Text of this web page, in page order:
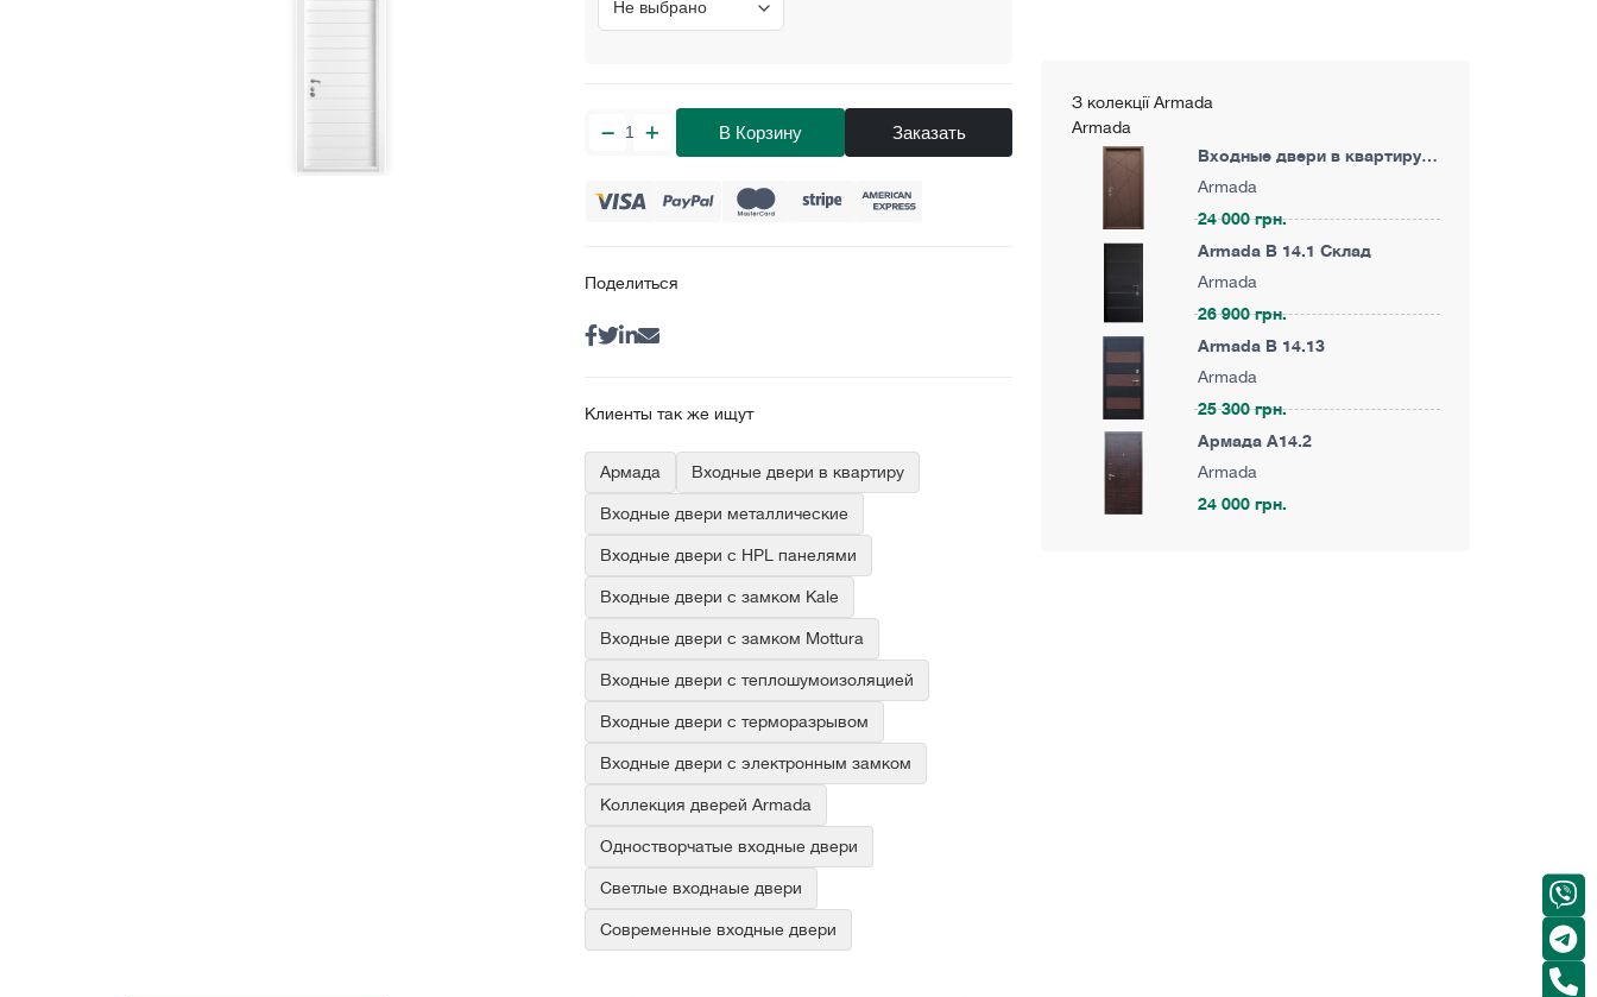
В Корзину Заказать
Поделиться
Клиенты так же ищут
Армада Входные двери в квартиру
Входные двери металлические
Входные двери с HPL панелями
Входные двери с замком Kale
Входные двери с замком Mottura
Входные двери с теплошумоизоляцией
Входные двери с терморазрывом
Входные двери с электронным замком
Коллекция дверей Armada
Одностворчатые входные двери
Светлые входнаые двери
Современные входные двери
З колекції Armada
Armada
Входные двери в квартиру
Армада KA29
Armada
24 000 грн.
Armada B 14.1 Склад
Armada
26 900 грн.
Armada B 14.13
Armada
25 300 грн.
Армада A14.2
Armada
24 000 грн.